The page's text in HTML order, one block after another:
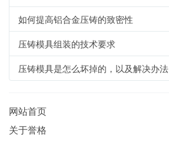
如何提高铝合金压铸的致密性
压铸模具组装的技术要求
压铸模具是怎么坏掉的，以及解决办法
网站首页
关于誉格